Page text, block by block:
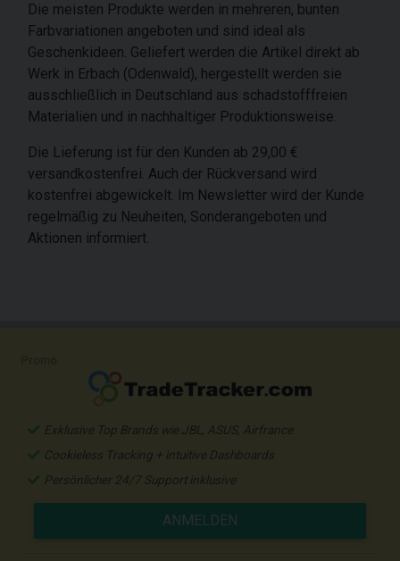
Die meisten Produkte werden in mehreren, bunten
Farbvariationen angeboten und sind ideal als
Geschenkideen. Geliefert werden die Artikel direkt ab
Werk in Erbach (Odenwald), hergestellt werden sie
ausschließlich in Deutschland aus schadstofffreien
Materialien und in nachhaltiger Produktionsweise.
Die Lieferung ist für den Kunden ab 29,00 €
versandkostenfrei. Auch der Rückversand wird
kostenfrei abgewickelt. Im Newsletter wird der Kunde
regelmäßig zu Neuheiten, Sonderangeboten und
Aktionen informiert.
Exklusive Top Brands wie JBL, ASUS, Airfrance
Cookieless Tracking + intuitive Dashboards
Persönlicher 24/7 Support inklusive
ANMELDEN